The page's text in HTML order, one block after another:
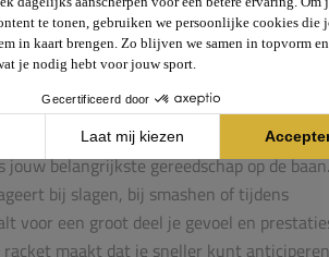
of al jaren op de baan staat, het juiste
voor controle, power en precisie tijdens
padel racket zo belangrijk is
jouw belangrijkste gereedschap op de baan.
bij slagen, bij smashen of tijdens
voor een groot deel je gevoel en
racket maakt dat je sneller kunt